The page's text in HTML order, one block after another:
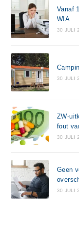
Vanaf
WIA
30 JULI
30 JULI
ZW-
fout
30 JULI
Geen
30 JULI